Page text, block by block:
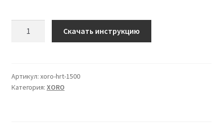
XORO
HRT-
Скачать инструкцию
Артикул: xoro-hrt-1500
Категория: XORO